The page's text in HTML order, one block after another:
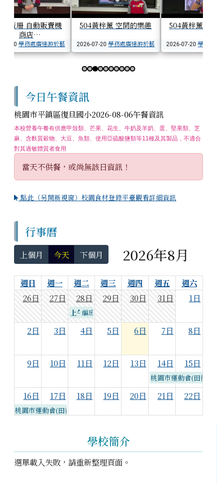
李薇珊 自動販賣機
商店
07-20 學務處廣達游於藝
504黃梓薰 空間的樂趣
2026-07-20 學務處廣達游於藝
504黃梓薰 立
2026-07-20 學務處
下中區域內容
今日午餐資訊
桃園市平鎮區復旦國小2026-08-06午餐資訊
本校營養午餐有供應甲殼類、芒果、花生、牛奶及羊奶、蛋、堅果類、芝
麻、含麩質穀物、大豆、魚類、使用亞硫酸鹽類等11種及其製品，不適合
對其過敏體質者食用
當天不供餐，或尚無該日資訊！
點此（另開新視窗）校園食材登錄平臺觀看詳細資訊
行事曆
上個月 今天 下個月 2026年8月
週日 週一 週二 週三 週四 週五
週六
26日
27日 28日
上午1時編班作業
29日 30日 31日 1日
2日 3日 4日 5日 6日 7日 8日
9日 10日 11日 12日 13日 14日
桃園市運動會(田徑)
15日
16日
桃園市運動會(田徑)
17日 18日 19日 20日 21日 22日
25日 26日
教師備課日 返校日(10:10放學)
迎新活動
30日 31日 1日 2日
學校簡介
選單載入失敗，請重新整理頁面。